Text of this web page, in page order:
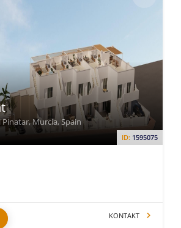
ID: 1595075
Murcia, Spain
KONTAKT